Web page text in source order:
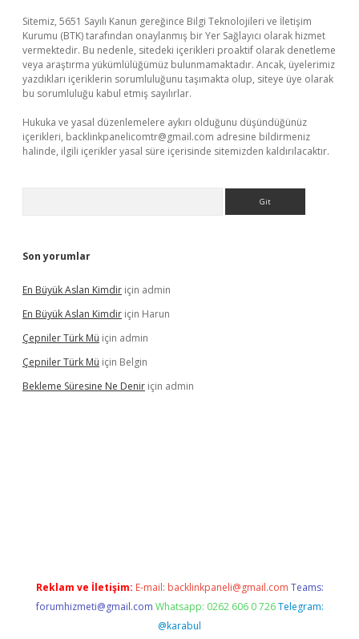
Sitemiz, 5651 Sayılı Kanun gereğince Bilgi Teknolojileri ve İletişim
Kurumu (BTK) tarafından onaylanmış bir Yer Sağlayıcı olarak hizmet
vermektedir. Bu nedenle, sitedeki içerikleri proaktif olarak denetleme
veya araştırma yükümlülüğümüz bulunmamaktadır. Ancak, üyelerimiz
yazdıkları içeriklerin sorumluluğunu taşımakta olup, siteye üye olarak
bu sorumluluğu kabul etmiş sayılırlar.
Hukuka ve yasal düzenlemelere aykırı olduğunu düşündüğünüz
içerikleri, backlinkpanelicomtr@gmail.com adresine bildirmeniz
halinde, ilgili içerikler yasal süre içerisinde sitemizden kaldırılacaktır.
Son yorumlar
En Büyük Aslan Kimdir için admin
En Büyük Aslan Kimdir için Harun
Çepniler Türk Mü için admin
Çepniler Türk Mü için Belgin
Bekleme Süresine Ne Denir için admin
Reklam ve İletişim: E-mail: backlinkpaneli@gmail.com Teams:
forumhizmeti@gmail.com Whatsapp: 0262 606 0 726 Telegram:
@karabul